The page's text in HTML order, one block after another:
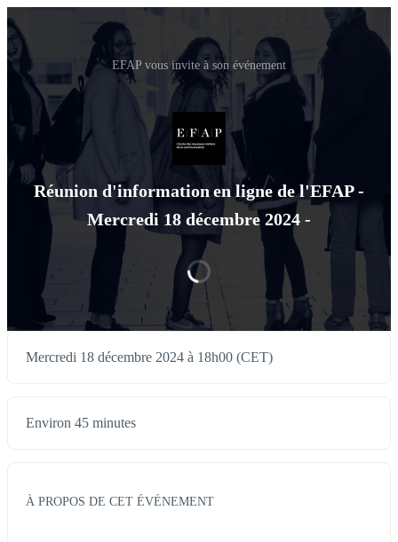
EFAP vous invite à son événement
Réunion d'information en ligne de l'EFAP -
Mercredi 18 décembre 2024 -
Mercredi 18 décembre 2024 à 18h00 (CET)
Environ 45 minutes
À PROPOS DE CET ÉVÉNEMENT